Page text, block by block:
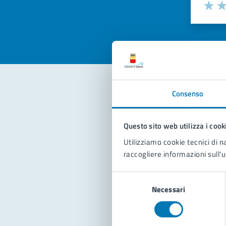
Consenso
Questo sito web utilizza i
Utilizziamo cookie tecnici di
raccogliere informazioni
Necessari